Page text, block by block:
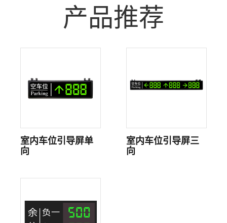
产品推荐
室内车位引导屏单
向
室内车位引导屏三
向